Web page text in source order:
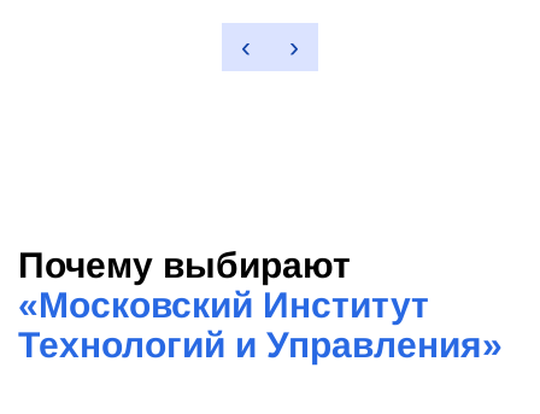
‹ ›
Почему выбирают
«Московский Институт
Технологий и Управления»